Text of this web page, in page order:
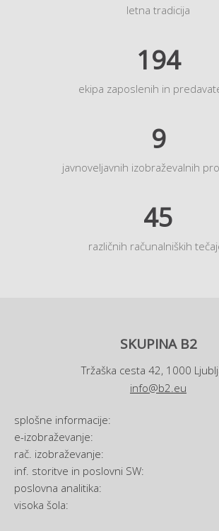
letna tradicija
194
ekipa zaposlenih in
9
javnoveljavnih izobraževalnih
45
različnih računalniških
SKUPINA B2
Tržaška cesta 42, 1000
info@b2.eu
splošne informacije:
e-izobraževanje:
rač. izobraževanje:
inf. storitve in poslovni SW:
poslovna analitika:
visoka šola: